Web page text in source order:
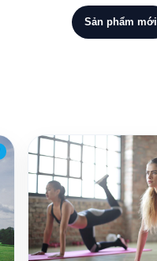
Sản phẩm mới